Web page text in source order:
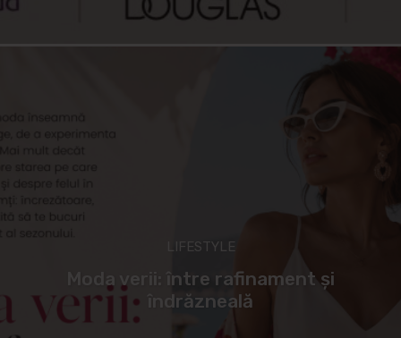
LIFESTYLE
Moda verii: între rafinament și
îndrăzneală